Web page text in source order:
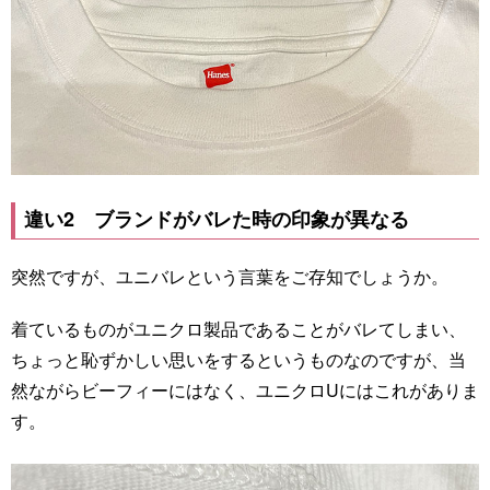
違い2 ブランドがバレた時の印象が異なる
突然ですが、ユニバレという言葉をご存知でしょうか。
着ているものがユニクロ製品であることがバレてしまい、
ちょっと恥ずかしい思いをするというものなのですが、当
然ながらビーフィーにはなく、ユニクロUにはこれがありま
す。